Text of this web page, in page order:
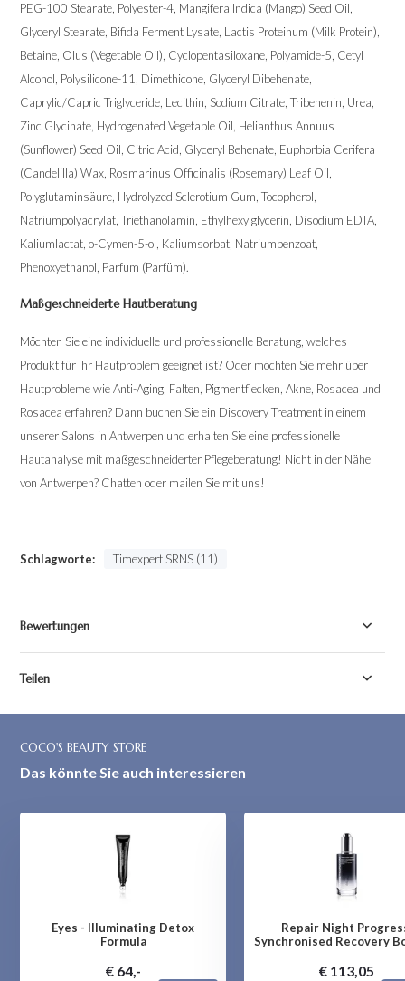
PEG-100 Stearate, Polyester-4, Mangifera Indica (Mango) Seed Oil,
Glyceryl Stearate, Bifida Ferment Lysate, Lactis Proteinum (Milk Protein),
Betaine, Olus (Vegetable Oil), Cyclopentasiloxane, Polyamide-5, Cetyl
Alcohol, Polysilicone-11, Dimethicone, Glyceryl Dibehenate,
Caprylic/Capric Triglyceride, Lecithin, Sodium Citrate, Tribehenin, Urea,
Zinc Glycinate, Hydrogenated Vegetable Oil, Helianthus Annuus
(Sunflower) Seed Oil, Citric Acid, Glyceryl Behenate, Euphorbia Cerifera
(Candelilla) Wax, Rosmarinus Officinalis (Rosemary) Leaf Oil,
Polyglutaminsäure, Hydrolyzed Sclerotium Gum, Tocopherol,
Natriumpolyacrylat, Triethanolamin, Ethylhexylglycerin, Disodium EDTA,
Kaliumlactat, o-Cymen-5-ol, Kaliumsorbat, Natriumbenzoat,
Phenoxyethanol, Parfum (Parfüm).
Maßgeschneiderte Hautberatung
Möchten Sie eine individuelle und professionelle Beratung, welches
Produkt für Ihr Hautproblem geeignet ist? Oder möchten Sie mehr über
Hautprobleme wie Anti-Aging, Falten, Pigmentflecken, Akne, Rosacea und
Rosacea erfahren? Dann buchen Sie ein Discovery Treatment in einem
unserer Salons in Antwerpen und erhalten Sie eine professionelle
Hautanalyse mit maßgeschneiderter Pflegeberatung! Nicht in der Nähe
von Antwerpen? Chatten oder mailen Sie mit uns!
Schlagworte: Timexpert SRNS (11)
Bewertungen
Teilen
COCO'S BEAUTY STORE
Das könnte Sie auch interessieren
Eyes - Illuminating Detox
Formula
€ 64,-
Repair Night
Synchronised Recovery
€ 113,05